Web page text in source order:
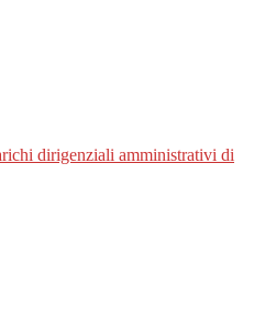
dirigenziali amministrativi di